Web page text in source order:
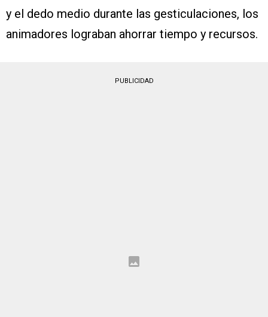
y el dedo medio durante las gesticulaciones, los
animadores lograban ahorrar tiempo y recursos.
PUBLICIDAD